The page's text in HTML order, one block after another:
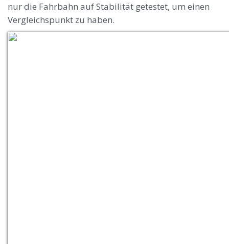
nur die Fahrbahn auf Stabilität getestet, um einen
Vergleichspunkt zu haben.